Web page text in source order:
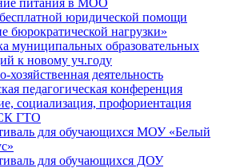
питания в МОО
юридической помощи
бюрократической нагрузки»
муниципальных образовательных
к новому уч.году
хозяйственная деятельность
педагогическая конференция
социализация, профориентация
ГТО
для обучающихся МОУ «Белый
для обучающихся ДОУ